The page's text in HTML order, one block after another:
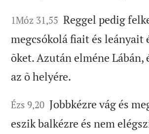
1Móz 31,55 Reggel pedig
megcsókolá fiait és leányait
õket. Azután elméne Lábán,
az õ helyére.
Ézs 9,20 Jobbkézre vág és
eszik balkézre és nem